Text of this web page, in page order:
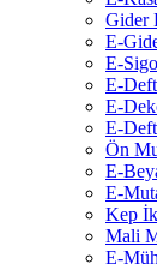
Gider
E-
E-
E-
E-
E-
Ön
E-
E-
Kep İk
Mali
E-